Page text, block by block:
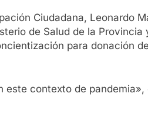
Ciudadana, Leonardo
de Salud de la
para donación
este contexto de